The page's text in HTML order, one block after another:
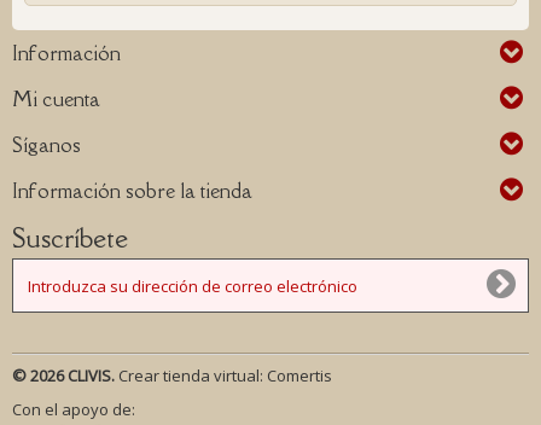
Información
Mi cuenta
Síganos
Información sobre la tienda
Suscríbete
© 2026 CLIVIS. Crear tienda virtual: Comertis
Con el apoyo de: